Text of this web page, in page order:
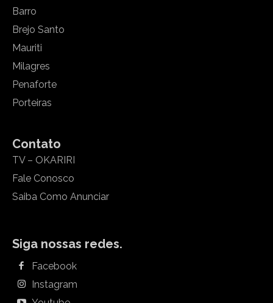
Barro
Brejo Santo
Mauriti
Milagres
Penaforte
Porteiras
Contato
TV – OKARIRI
Fale Conosco
Saiba Como Anunciar
Siga nossas redes.
Facebook
Instagram